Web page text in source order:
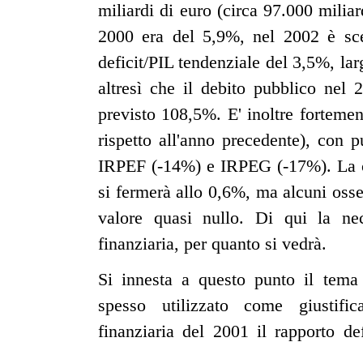
miliardi di euro (circa 97.000
2000 era del 5,9%, nel 2002 è
deficit/PIL tendenziale del 3,5%,
altresì che il debito pubblico nel
previsto 108,5%. E' inoltre
rispetto all'anno precedente), con
IRPEF (-14%) e IRPEG (-17%).
si fermerà allo 0,6%, ma alcuni
valore quasi nullo. Di qui la
finanziaria, per quanto si vedrà.
Si innesta a questo punto il
spesso utilizzato come
finanziaria del 2001 il rapporto